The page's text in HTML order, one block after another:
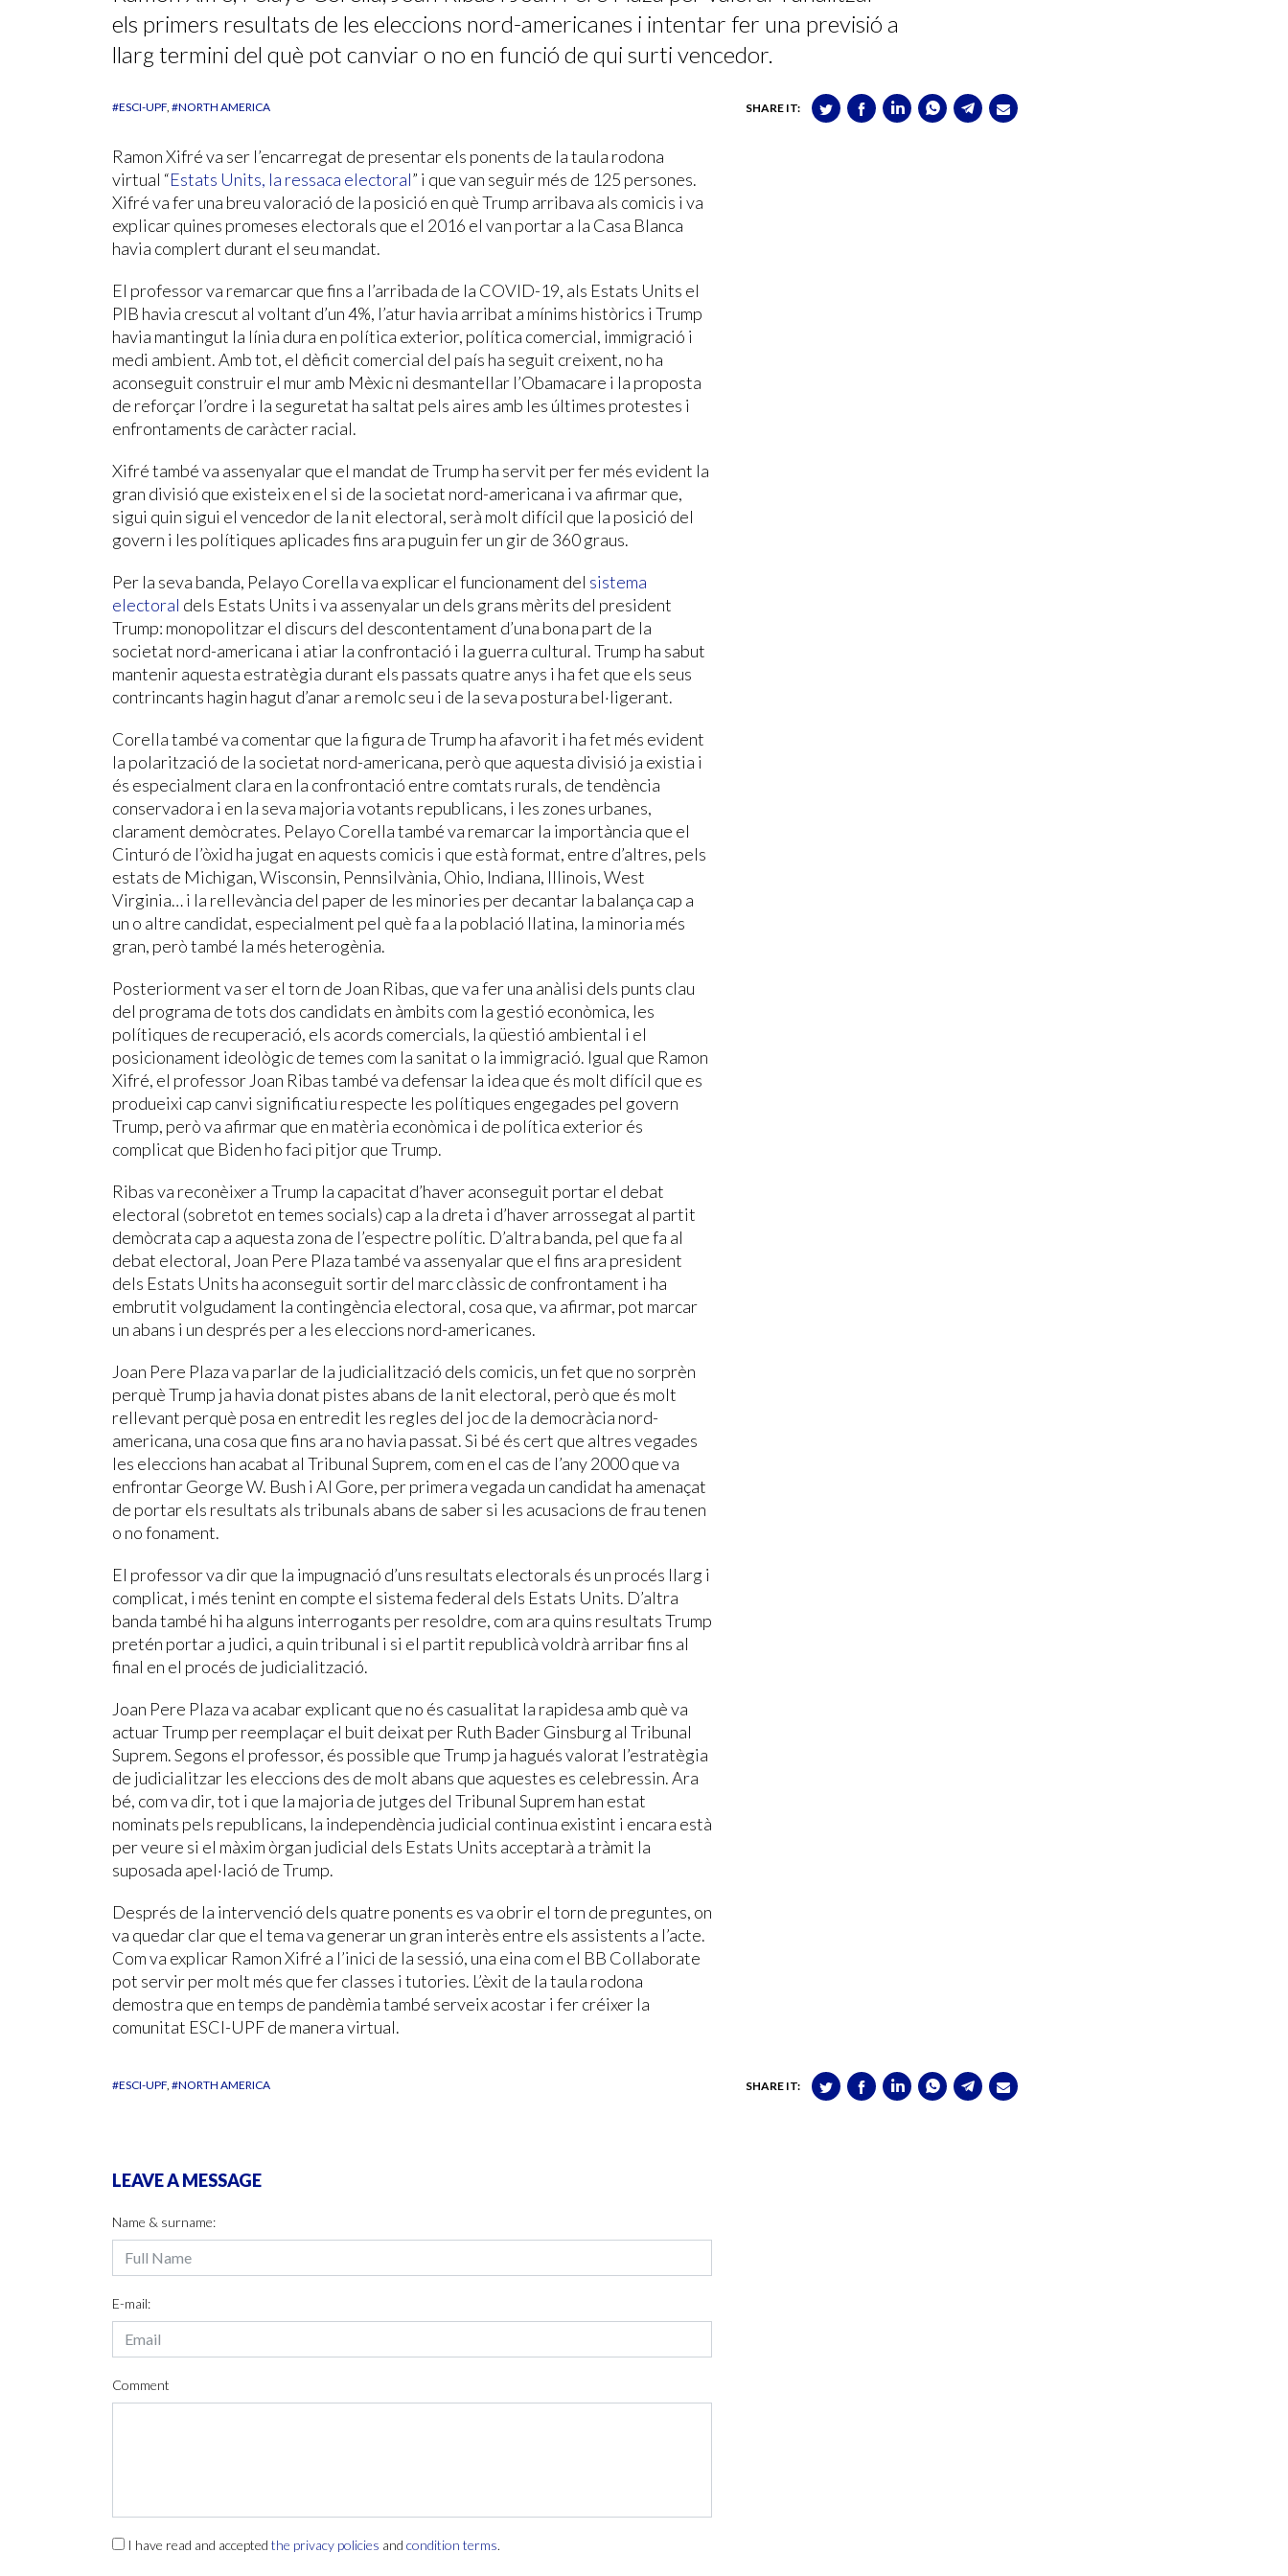
els primers resultats de les eleccions nord-americanes i intentar fer una previsió a
llarg termini del què pot canviar o no en funció de qui surti vencedor.
#ESCI-UPF #NORTH AMERICA SHARE IT:
Ramon Xifré va ser l’encarregat de presentar els ponents de la taula rodona
virtual “Estats Units, la ressaca electoral” i que van seguir més de 125 persones.
Xifré va fer una breu valoració de la posició en què Trump arribava als comicis i va
explicar quines promeses electorals que el 2016 el van portar a la Casa Blanca
havia complert durant el seu mandat.
El professor va remarcar que fins a l’arribada de la COVID-19, als Estats Units el
PIB havia crescut al voltant d’un 4%, l’atur havia arribat a mínims històrics i Trump
havia mantingut la línia dura en política exterior, política comercial, immigració i
medi ambient. Amb tot, el dèficit comercial del país ha seguit creixent, no ha
aconseguit construir el mur amb Mèxic ni desmantellar l’Obamacare i la proposta
de reforçar l’ordre i la seguretat ha saltat pels aires amb les últimes protestes i
enfrontaments de caràcter racial.
Xifré també va assenyalar que el mandat de Trump ha servit per fer més evident la
gran divisió que existeix en el si de la societat nord-americana i va afirmar que,
sigui quin sigui el vencedor de la nit electoral, serà molt difícil que la posició del
govern i les polítiques aplicades fins ara puguin fer un gir de 360 graus.
Per la seva banda, Pelayo Corella va explicar el funcionament del sistema
electoral dels Estats Units i va assenyalar un dels grans mèrits del president
Trump: monopolitzar el discurs del descontentament d’una bona part de la
societat nord-americana i atiar la confrontació i la guerra cultural. Trump ha sabut
mantenir aquesta estratègia durant els passats quatre anys i ha fet que els seus
contrincants hagin hagut d’anar a remolc seu i de la seva postura bel·ligerant.
Corella també va comentar que la figura de Trump ha afavorit i ha fet més evident
la polarització de la societat nord-americana, però que aquesta divisió ja existia i
és especialment clara en la confrontació entre comtats rurals, de tendència
conservadora i en la seva majoria votants republicans, i les zones urbanes,
clarament demòcrates. Pelayo Corella també va remarcar la importància que el
Cinturó de l’òxid ha jugat en aquests comicis i que està format, entre d’altres, pels
estats de Michigan, Wisconsin, Pennsilvània, Ohio, Indiana, Illinois, West
Virginia… i la rellevància del paper de les minories per decantar la balança cap a
un o altre candidat, especialment pel què fa a la població llatina, la minoria més
gran, però també la més heterogènia.
Posteriorment va ser el torn de Joan Ribas, que va fer una anàlisi dels punts clau
del programa de tots dos candidats en àmbits com la gestió econòmica, les
polítiques de recuperació, els acords comercials, la qüestió ambiental i el
posicionament ideològic de temes com la sanitat o la immigració. Igual que Ramon
Xifré, el professor Joan Ribas també va defensar la idea que és molt difícil que es
produeixi cap canvi significatiu respecte les polítiques engegades pel govern
Trump, però va afirmar que en matèria econòmica i de política exterior és
complicat que Biden ho faci pitjor que Trump.
Ribas va reconèixer a Trump la capacitat d’haver aconseguit portar el debat
electoral (sobretot en temes socials) cap a la dreta i d’haver arrossegat al partit
demòcrata cap a aquesta zona de l’espectre polític. D’altra banda, pel que fa al
debat electoral, Joan Pere Plaza també va assenyalar que el fins ara president
dels Estats Units ha aconseguit sortir del marc clàssic de confrontament i ha
embrutit volgudament la contingència electoral, cosa que, va afirmar, pot marcar
un abans i un després per a les eleccions nord-americanes.
Joan Pere Plaza va parlar de la judicialització dels comicis, un fet que no sorprèn
perquè Trump ja havia donat pistes abans de la nit electoral, però que és molt
rellevant perquè posa en entredit les regles del joc de la democràcia nord-
americana, una cosa que fins ara no havia passat. Si bé és cert que altres vegades
les eleccions han acabat al Tribunal Suprem, com en el cas de l’any 2000 que va
enfrontar George W. Bush i Al Gore, per primera vegada un candidat ha amenaçat
de portar els resultats als tribunals abans de saber si les acusacions de frau tenen
o no fonament.
El professor va dir que la impugnació d’uns resultats electorals és un procés llarg i
complicat, i més tenint en compte el sistema federal dels Estats Units. D’altra
banda també hi ha alguns interrogants per resoldre, com ara quins resultats Trump
pretén portar a judici, a quin tribunal i si el partit republicà voldrà arribar fins al
final en el procés de judicialització.
Joan Pere Plaza va acabar explicant que no és casualitat la rapidesa amb què va
actuar Trump per reemplaçar el buit deixat per Ruth Bader Ginsburg al Tribunal
Suprem. Segons el professor, és possible que Trump ja hagués valorat l’estratègia
de judicialitzar les eleccions des de molt abans que aquestes es celebressin. Ara
bé, com va dir, tot i que la majoria de jutges del Tribunal Suprem han estat
nominats pels republicans, la independència judicial continua existint i encara està
per veure si el màxim òrgan judicial dels Estats Units acceptarà a tràmit la
suposada apel·lació de Trump.
Després de la intervenció dels quatre ponents es va obrir el torn de preguntes, on
va quedar clar que el tema va generar un gran interès entre els assistents a l’acte.
Com va explicar Ramon Xifré a l’inici de la sessió, una eina com el BB Collaborate
pot servir per molt més que fer classes i tutories. L’èxit de la taula rodona
demostra que en temps de pandèmia també serveix acostar i fer créixer la
comunitat ESCI-UPF de manera virtual.
#ESCI-UPF #NORTH AMERICA SHARE IT:
LEAVE A MESSAGE
Name & surname:
E-mail:
Comment
I have read and accepted the privacy policies and condition terms.